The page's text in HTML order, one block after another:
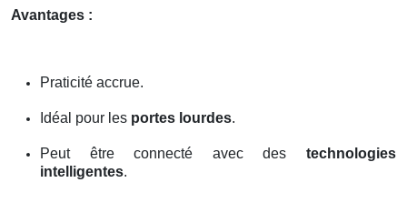
Avantages :
Praticité accrue.
Idéal pour les portes lourdes.
Peut être connecté avec des technologies
intelligentes.